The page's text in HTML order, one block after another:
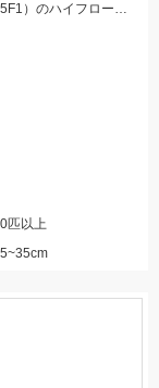
ミノー（シュヴァーンシャッドHFやダブルクラッチ45F1）のハイフロート釣法に好反応でした！
匹以上